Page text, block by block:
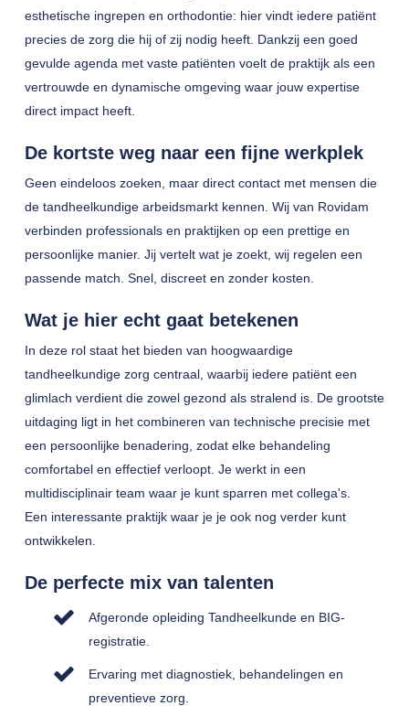
esthetische ingrepen en orthodontie: hier vindt iedere patiënt
precies de zorg die hij of zij nodig heeft. Dankzij een goed
gevulde agenda met vaste patiënten voelt de praktijk als een
vertrouwde en dynamische omgeving waar jouw expertise
direct impact heeft.
De kortste weg naar een fijne werkplek
Geen eindeloos zoeken, maar direct contact met mensen die
de tandheelkundige arbeidsmarkt kennen. Wij van Rovidam
verbinden professionals en praktijken op een prettige en
persoonlijke manier. Jij vertelt wat je zoekt, wij regelen een
passende match. Snel, discreet en zonder kosten.
Wat je hier echt gaat betekenen
In deze rol staat het bieden van hoogwaardige
tandheelkundige zorg centraal, waarbij iedere patiënt een
glimlach verdient die zowel gezond als stralend is. De grootste
uitdaging ligt in het combineren van technische precisie met
een persoonlijke benadering, zodat elke behandeling
comfortabel en effectief verloopt. Je werkt in een
multidisciplinair team waar je kunt sparren met collega's.
Een interessante praktijk waar je je ook nog verder kunt
ontwikkelen.
De perfecte mix van talenten
Afgeronde opleiding Tandheelkunde en BIG-
registratie.
Ervaring met diagnostiek, behandelingen en
preventieve zorg.